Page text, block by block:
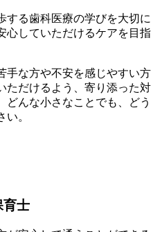
する歯科医療の学びを大切に
心していただけるケアを目指
手な方や不安を感じやすい方
ただけるよう、寄り添った対
どんな小さなことでも、どう
。
育士